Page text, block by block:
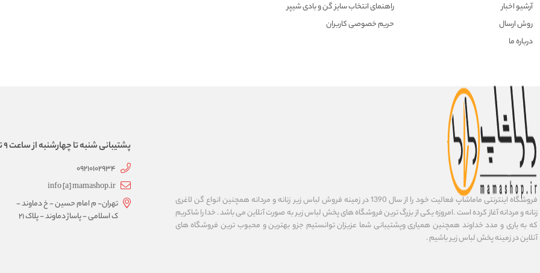
آرشیو اخبار
روش ارسال
درباره ما
راهنمای انتخاب سایز گن و بادی شیپر
حریم خصوصی کاربران
فروشگاه اینترنتی ماماشاپ فعالیت خود را از سال 1390 در زمینه فروش لباس زیر زنانه و مردانه همچنین انواع گن لاغری
زنانه و مردانه آغاز کرده است .امروزه یکی از بزرگ ترین فروشگاه های پخش لباس زیر به صورت آنلاین می باشد . خدا را شاکریم
که به یاری و مدد خداوند همچنین همیاری وپشتیبانی شما عزیزان توانستیم جزو بهترین و محبوب ترین فروشگاه های
آنلاین در زمینه پخش لباس زیر باشیم .
پشتیبانی شنبه تا چهارشنبه از ساعت 9 تا 17
09210102934
info [a] mamashop.ir
تهران- م امام حسین - خ دماوند -
ک اسلامی - پاساژ دماوند - پلاک 21